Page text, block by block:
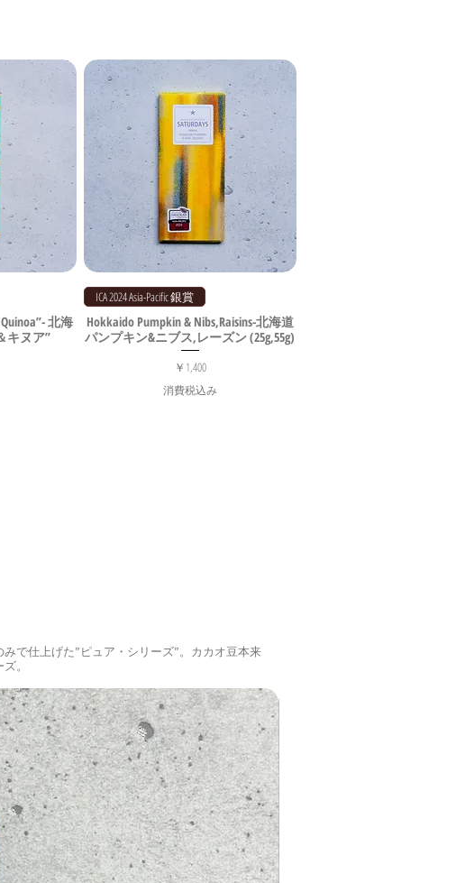
北海
キヌア”
ICA 2024 Asia-Pacific 銀賞
Hokkaido Pumpkin & Nibs,Raisins-北海道
パンプキン&ニブス,レーズン (25g,55g)
価格
￥1,400
消費税込み
で仕上げた”ピュア・シリーズ”。カカオ豆本来
。